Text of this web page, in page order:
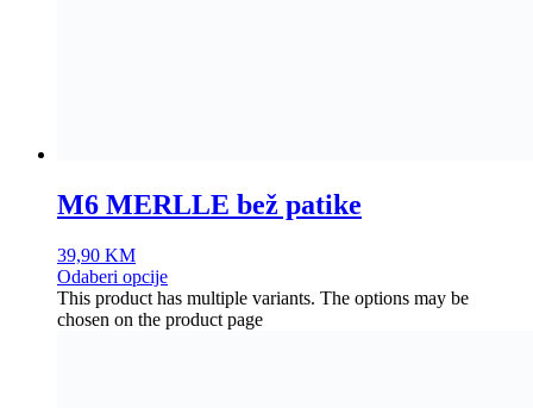
M6 MERLLE bež patike
39,90 KM
Odaberi opcije
This product has multiple variants. The options may be
chosen on the product page